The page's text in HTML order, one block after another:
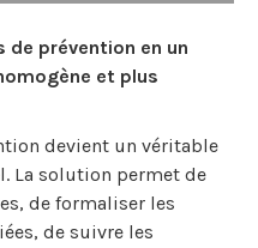
de prévention en un
et plus
devient un véritable
La solution permet de
de formaliser les
de suivre les